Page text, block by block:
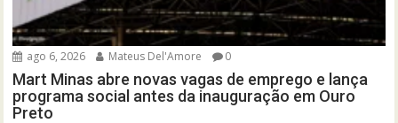
ago 6, 2026 Mateus Del'Amore 0
Mart Minas abre novas vagas de emprego e lança
programa social antes da inauguração em Ouro
Preto